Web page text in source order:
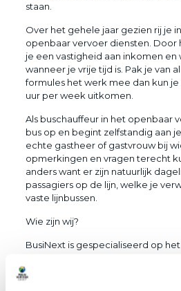
staan.
Over het gehele jaar gezien rij je
openbaar vervoer diensten. Door
je een vastigheid aan inkomen
wanneer je vrije tijd is. Pak je van
formules het werk mee dan kun
uur per week uitkomen.
Als buschauffeur in het openbaar
bus op en begint zelfstandig aan
echte gastheer of gastvrouw bij
opmerkingen en vragen terecht
anders want er zijn natuurlijk
passagiers op de lijn, welke je
vaste lijnbussen.
Wie zijn wij?
BusiNext is gespecialiseerd op
vervoer in diverse gebieden in
hebben wij een aantal touringcars